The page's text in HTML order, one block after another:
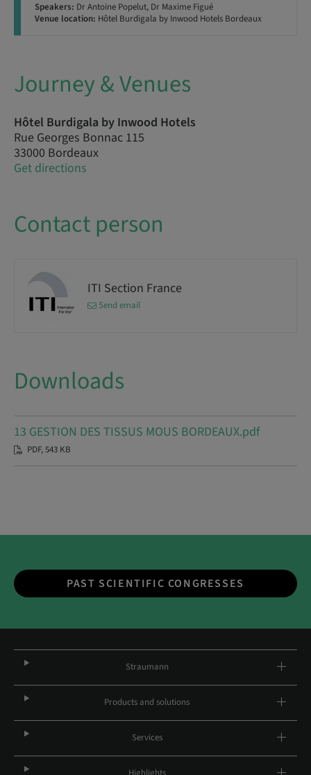
Speakers: Dr Antoine Popelut, Dr Maxime Figué
Venue location: Hôtel Burdigala by Inwood Hotels Bordeaux
Journey & Venues
Hôtel Burdigala by Inwood Hotels
Rue Georges Bonnac 115
33000 Bordeaux
Get directions
Contact person
ITI Section France
Send email
Downloads
13 GESTION DES TISSUS MOUS BORDEAUX.pdf
PDF, 543 KB
PAST SCIENTIFIC CONGRESSES
Straumann
Products and solutions
Services